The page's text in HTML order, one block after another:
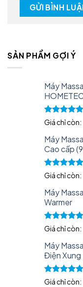
SẢN PHẨM GỢI Ý
Máy
Rated5.00
Giá chỉ còn:
Máy
Cao cấp
Rated5.00
Giá chỉ còn:
Máy
Warmer
Rated5.00
Giá chỉ còn:
Máy
Điện Xung
Rated5.00
Giá chỉ còn: